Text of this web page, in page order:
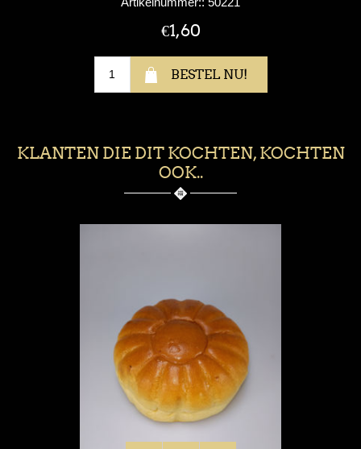
€1,60
KLANTEN DIE DIT KOCHTEN, KOCHTEN
OOK..